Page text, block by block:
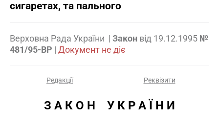
сигаретах, та пального
Верховна Рада України | Закон від 19.12.1995 №
481/95-ВР | Документ не діє
Редакції Реквізити
З А К О Н    У К Р А Ї Н И